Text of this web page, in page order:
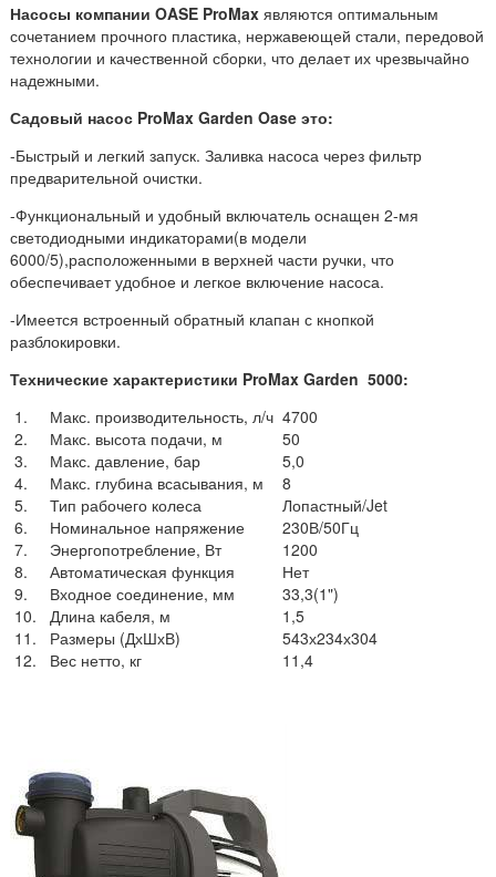
Насосы компании OASE ProMax являются оптимальным
сочетанием прочного пластика, нержавеющей стали, передовой
технологии и качественной сборки, что делает их чрезвычайно
надежными.
Садовый насос ProMax Garden Oase это:
-Быстрый и легкий запуск. Заливка насоса через фильтр
предварительной очистки.
-Функциональный и удобный включатель оснащен 2-мя
светодиодными индикаторами(в модели
6000/5),расположенными в верхней части ручки, что
обеспечивает удобное и легкое включение насоса.
-Имеется встроенный обратный клапан с кнопкой
разблокировки.
Технические характеристики ProMax Garden 5000:
1.
Макс. производительность, л/ч 4700
2.
Макс. высота подачи, м
50
3.
Макс. давление, бар
5,0
4.
Макс. глубина всасывания, м
8
5.
Тип рабочего колеса
Лопастный/Jet
6.
Номинальное напряжение
230В/50Гц
7.
Энергопотребление, Вт
1200
8.
Автоматическая функция
Нет
9.
Входное соединение, мм
33,3(1")
10.
Длина кабеля, м
1,5
11.
Размеры (ДхШхВ)
543х234х304
12.
Вес нетто, кг 11,4